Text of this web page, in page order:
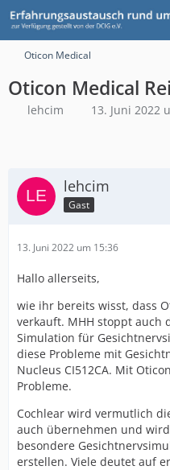
Oticon Medical
Oticon Medical
lehcim 13. Juni 2022
lehcim
Gast
13. Juni 2022 um 15:36
Hallo allerseits,
wie ihr bereits wisst, dass
verkauft. MHH stoppt auch
Simulation für
diese Probleme mit
Nucleus CI512CA. Mit
Probleme.
Cochlear wird vermutlich
auch übernehmen und
besondere
erstellen. Viele deutet auf